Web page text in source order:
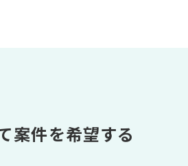
案件を希望する